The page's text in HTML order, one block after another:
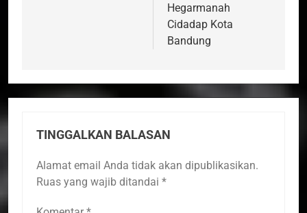
Hegarmanah
Cidadap Kota
Bandung
TINGGALKAN BALASAN
Alamat email Anda tidak akan dipublikasikan.
Ruas yang wajib ditandai *